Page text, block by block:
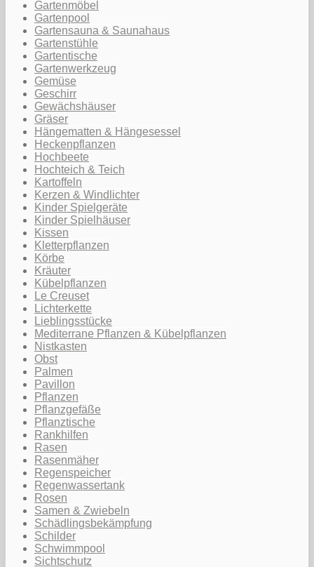
Gartenmöbel
Gartenpool
Gartensauna & Saunahaus
Gartenstühle
Gartentische
Gartenwerkzeug
Gemüse
Geschirr
Gewächshäuser
Gräser
Hängematten & Hängesessel
Heckenpflanzen
Hochbeete
Hochteich & Teich
Kartoffeln
Kerzen & Windlichter
Kinder Spielgeräte
Kinder Spielhäuser
Kissen
Kletterpflanzen
Körbe
Kräuter
Kübelpflanzen
Le Creuset
Lichterkette
Lieblingsstücke
Mediterrane Pflanzen & Kübelpflanzen
Nistkasten
Obst
Palmen
Pavillon
Pflanzen
Pflanzgefäße
Pflanztische
Rankhilfen
Rasen
Rasenmäher
Regenspeicher
Regenwassertank
Rosen
Samen & Zwiebeln
Schädlingsbekämpfung
Schilder
Schwimmpool
Sichtschutz